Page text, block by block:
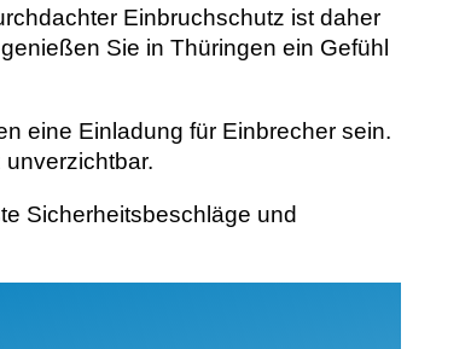
Einbruchschutz ist daher
Sie in Thüringen ein Gefühl
eine Einladung für Einbrecher sein.
Sicherheitsbeschläge und